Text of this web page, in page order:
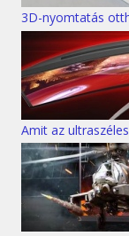
3D-nyomtatás
Amit az